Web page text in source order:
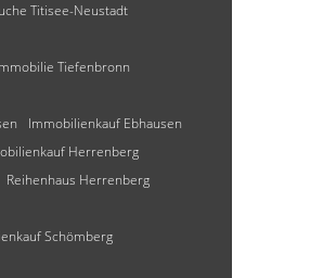
Titisee-Neustadt
Tiefenbronn
Immobilienkauf Ebhausen
Herrenberg
Reihenhaus Herrenberg
Schömberg